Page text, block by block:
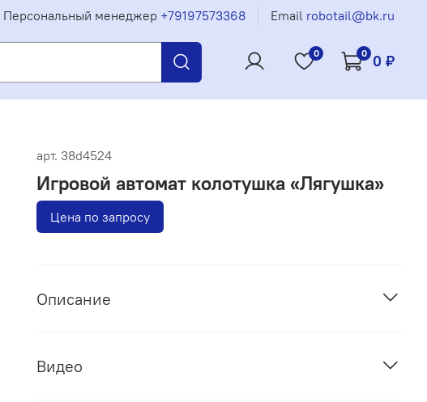
Персональный менеджер +79197573368 Email robotail@bk.ru
0 0 0 ₽
арт. 38d4524
Игровой автомат колотушка «Лягушка»
Цена по запросу
Описание
Видео